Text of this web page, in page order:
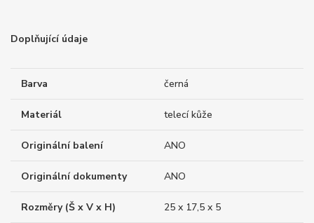
Doplňující údaje
Barva černá
Materiál telecí kůže
Originální balení ANO
Originální dokumenty ANO
Rozměry (Š x V x H) 25 x 17,5 x 5